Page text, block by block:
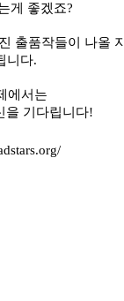
게 좋겠죠?
출품작들이 나올 지
니다.
에서는
을 기다립니다!